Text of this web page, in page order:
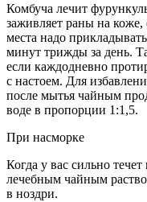
Комбуча лечит
заживляет раны на
места надо
минут трижды за день.
если каждодневно
с настоем. Для
после мытья чайным
воде в пропорции 1:1,5.
При насморке
Когда у вас сильно
лечебным чайным
в ноздри.